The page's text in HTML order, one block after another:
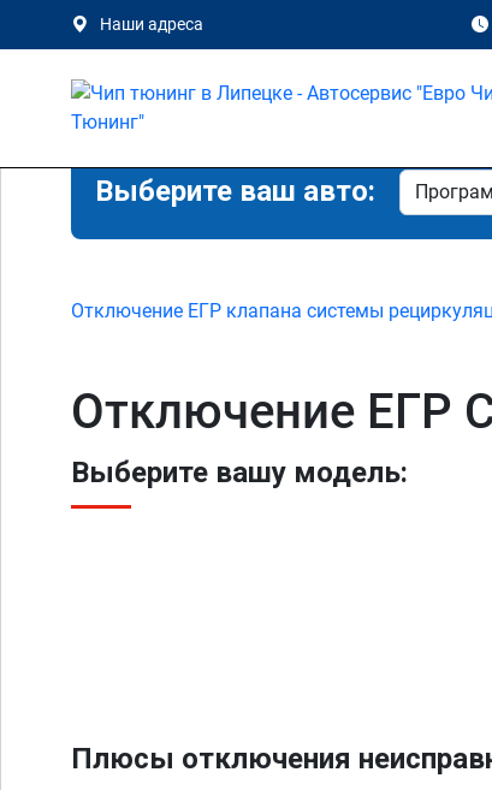
Наши адреса
Выберите ваш авто:
Отключение ЕГР клапана системы
Отключение ЕГР
Выберите вашу модель:
Плюсы отключения